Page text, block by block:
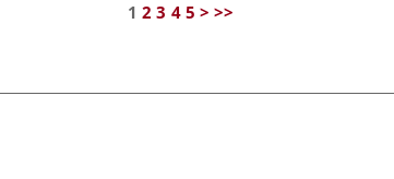
1 2 3 4 5 > >>